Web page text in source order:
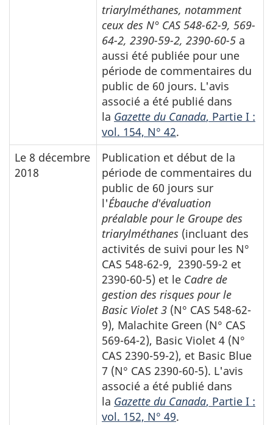
triarylméthanes, notamment
ceux des N° CAS 548-62-9, 569-
64-2, 2390-59-2, 2390-60-5 a
aussi été publiée pour une
période de commentaires du
public de 60 jours. L'avis
associé a été publié dans
la Gazette du Canada, Partie I :
vol. 154, N° 42.
Le 8 décembre
2018
Publication et début de la
période de commentaires du
public de 60 jours sur
l'Ébauche d'évaluation
préalable pour le Groupe des
triarylméthanes (incluant des
activités de suivi pour les N°
CAS 548-62-9, 2390-59-2 et
2390-60-5) et le Cadre de
gestion des risques pour le
Basic Violet3 (N° CAS 548-62-
9), Malachite Green (N° CAS
569-64-2), Basic Violet 4 (N°
CAS 2390-59-2), et Basic Blue
7 (N° CAS 2390-60-5). L'avis
associé a été publié dans
la Gazette du Canada, Partie I :
vol. 152, N° 49.